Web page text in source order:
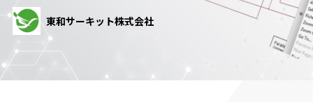
東和サーキット株式会社